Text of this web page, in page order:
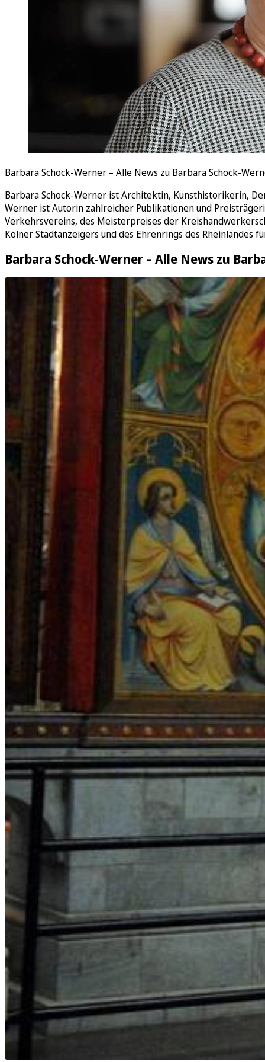
Barbara Schock-Werner – Alle News zu Barbara Schock-
Barbara Schock-Werner ist Architektin, Kunsthistorikerin,
Werner ist Autorin zahlreicher Publikationen und
Verkehrsvereins, des Meisterpreises der
Kölner Stadtanzeigers und des Ehrenrings des Rheinlandes
Barbara Schock-Werner – Alle News zu